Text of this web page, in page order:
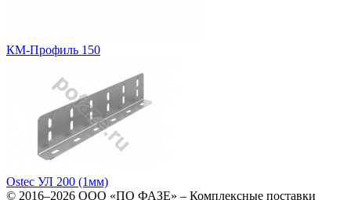
КМ-Профиль 150
Ostec УЛ 200 (1мм)
© 2016–2026 ООО «ПО ФАЗЕ» – Комплексные поставки